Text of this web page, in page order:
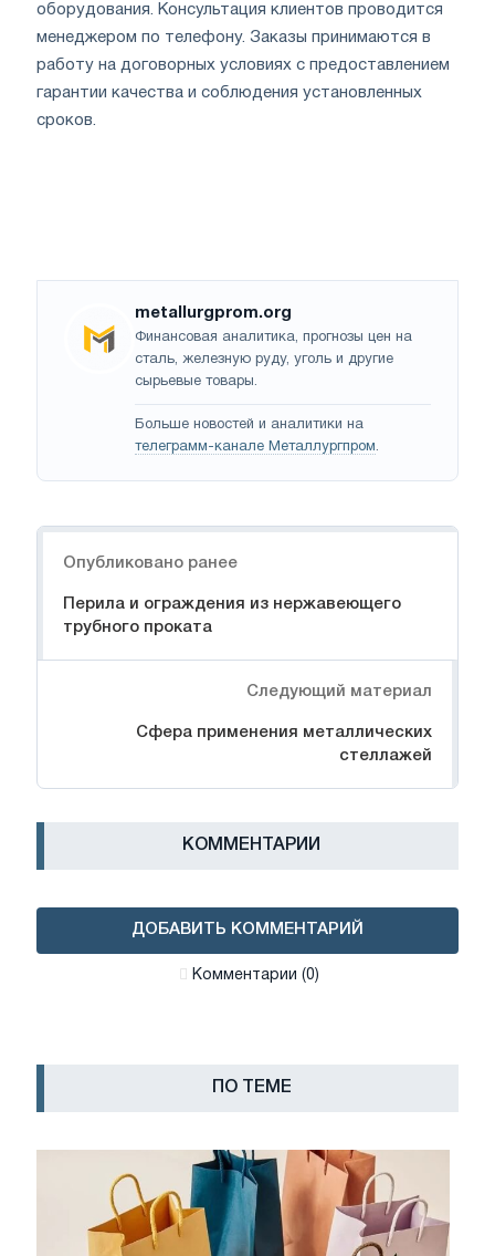
оборудования. Консультация клиентов проводится
менеджером по телефону. Заказы принимаются в
работу на договорных условиях с предоставлением
гарантии качества и соблюдения установленных
сроков.
metallurgprom.org
Финансовая аналитика, прогнозы цен на
сталь, железную руду, уголь и другие
сырьевые товары.
Больше новостей и аналитики на
телеграмм-канале Металлургпром.
Опубликовано ранее
Перила и ограждения из нержавеющего
трубного проката
Следующий материал
Сфера применения металлических
стеллажей
КОММЕНТАРИИ
ДОБАВИТЬ КОММЕНТАРИЙ
Комментарии (0)
ПО ТЕМЕ